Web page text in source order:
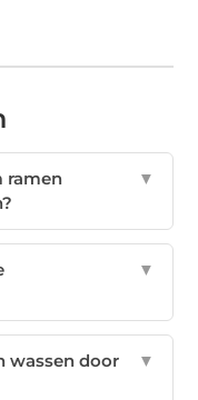
ramen
▼
▼
wassen door
▼